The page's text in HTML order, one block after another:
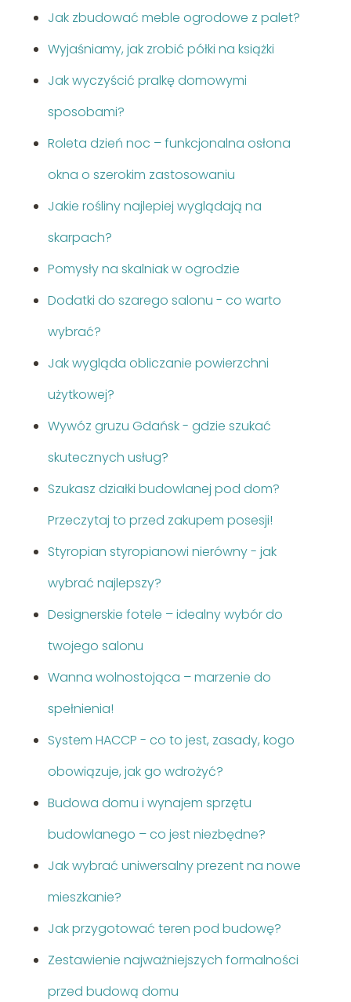
Jak zbudować meble ogrodowe z palet?
Wyjaśniamy, jak zrobić półki na książki
Jak wyczyścić pralkę domowymi
sposobami?
Roleta dzień noc – funkcjonalna osłona
okna o szerokim zastosowaniu
Jakie rośliny najlepiej wyglądają na
skarpach?
Pomysły na skalniak w ogrodzie
Dodatki do szarego salonu - co warto
wybrać?
Jak wygląda obliczanie powierzchni
użytkowej?
Wywóz gruzu Gdańsk - gdzie szukać
skutecznych usług?
Szukasz działki budowlanej pod dom?
Przeczytaj to przed zakupem posesji!
Styropian styropianowi nierówny - jak
wybrać najlepszy?
Designerskie fotele – idealny wybór do
twojego salonu
Wanna wolnostojąca – marzenie do
spełnienia!
System HACCP - co to jest, zasady, kogo
obowiązuje, jak go wdrożyć?
Budowa domu i wynajem sprzętu
budowlanego – co jest niezbędne?
Jak wybrać uniwersalny prezent na nowe
mieszkanie?
Jak przygotować teren pod budowę?
Zestawienie najważniejszych formalności
przed budową domu